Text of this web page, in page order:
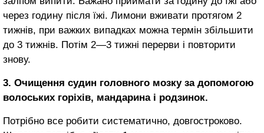
через годину після їжі. Лимони вживати протягом 2
тижнів, при важких випадках можна термін збільшити
до 3 тижнів. Потім 2—3 тижні перерви і повторити
знову.
3. Очищення судин голов­ного мозку за допомогою
во­лоських горіхів, мандарина і родзинок.
Потрібно все робити систе­матично, довгостроково.